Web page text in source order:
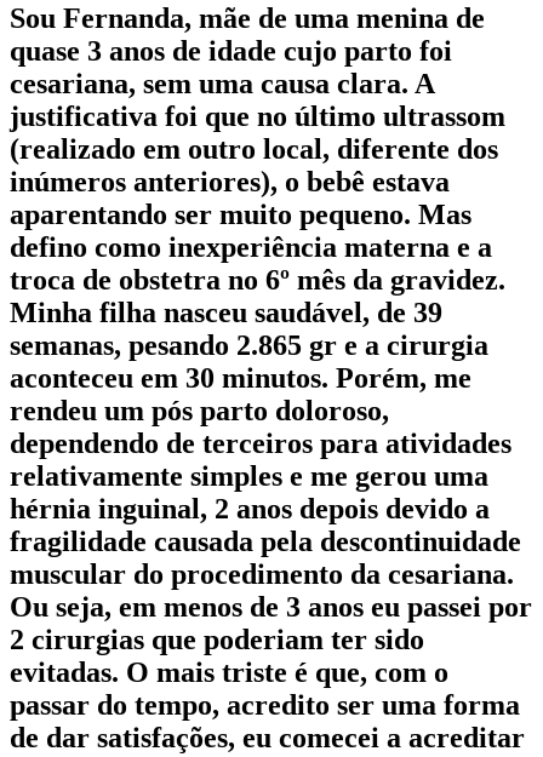
Sou Fernanda, mãe de uma menina de
quase 3 anos de idade cujo parto foi
cesariana, sem uma causa clara. A
justificativa foi que no último ultrassom
(realizado em outro local, diferente dos
inúmeros anteriores), o bebê estava
aparentando ser muito pequeno. Mas
defino como inexperiência materna e a
troca de obstetra no 6º mês da gravidez.
Minha filha nasceu saudável, de 39
semanas, pesando 2.865 gr e a cirurgia
aconteceu em 30 minutos. Porém, me
rendeu um pós parto doloroso,
dependendo de terceiros para atividades
relativamente simples e me gerou uma
hérnia inguinal, 2 anos depois devido a
fragilidade causada pela descontinuidade
muscular do procedimento da cesariana.
Ou seja, em menos de 3 anos eu passei por
2 cirurgias que poderiam ter sido
evitadas. O mais triste é que, com o
passar do tempo, acredito ser uma forma
de dar satisfações, eu comecei a acreditar